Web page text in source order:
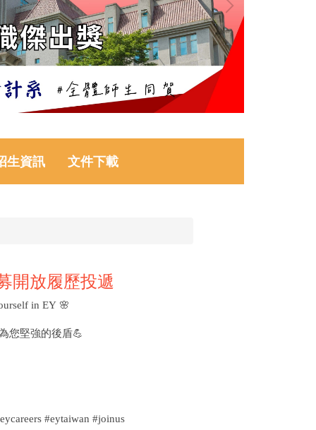
生資訊 文件下載
開放履歷投遞
in EY 🌸
您堅強的後盾💪
#eytaiwan #joinus